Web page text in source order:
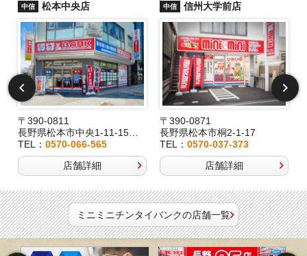
中信 松本中央店
〒390-0811
長野県松本市中央1-11-15桂林堂ビル1F
TEL： 0570-066-565
店舗詳細
中信 信州大学前店
〒390-0871
長野県松本市桐2-1-17
TEL：0570-037-373
店舗詳細
ミニミニチンタイバンクの店舗一覧